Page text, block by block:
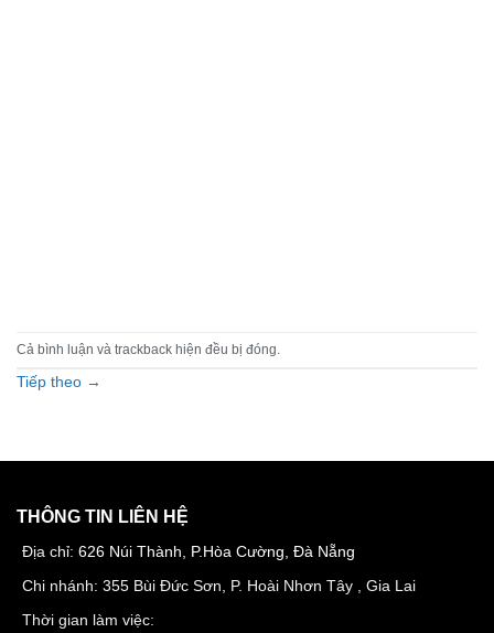
Cả bình luận và trackback hiện đều bị đóng.
Tiếp theo →
THÔNG TIN LIÊN HỆ
Địa chỉ: 626 Núi Thành, P.Hòa Cường, Đà Nẵng
Chi nhánh: 355 Bùi Đức Sơn, P. Hoài Nhơn Tây , Gia Lai
Thời gian làm việc: